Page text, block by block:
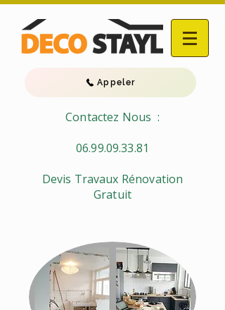
Appeler
Contactez Nous :
06.99.09.33.81
Devis Travaux Rénovation
Gratuit